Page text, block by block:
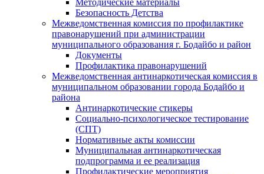
Методические материалы
Безопасность Детства
Межведомственная комиссия по профилактике
правонарушений при администрации
муниципального образования г. Бодайбо и район
Документы
Профилактика правонарушений
Межведомственная антинаркотическая комиссия в
муниципальном образовании города Бодайбо и
района
Антинаркотические стикеры
Социально-психологическое тестирование
(СПТ)
Нормативные акты комиссии
Муниципальная антинаркотическая
подпрограмма и ее реализация
Профилактические мероприятия